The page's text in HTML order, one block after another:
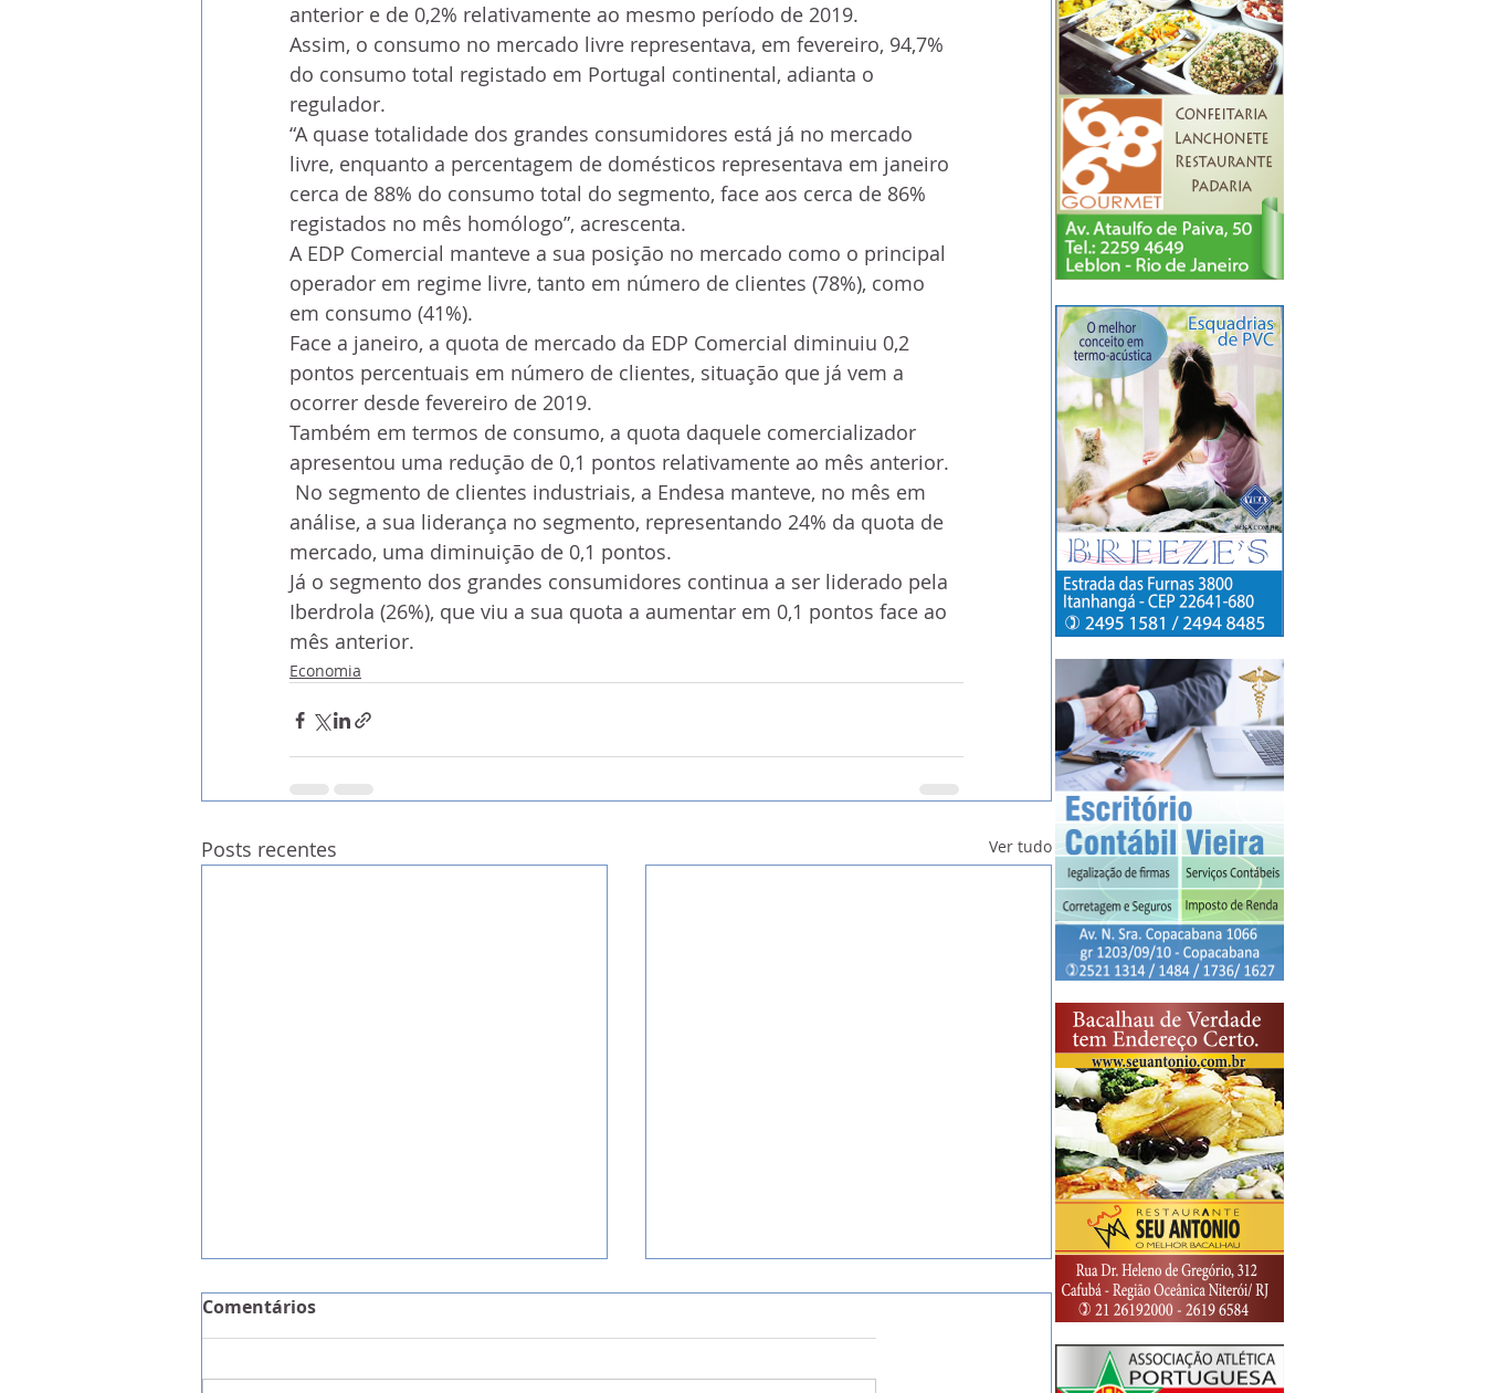
anterior e de 0,2% relativamente ao mesmo período de 2019.
Assim, o consumo no mercado livre representava, em fevereiro, 94,7%
do consumo total registado em Portugal continental, adianta o
regulador.
“A quase totalidade dos grandes consumidores está já no mercado
livre, enquanto a percentagem de domésticos representava em janeiro
cerca de 88% do consumo total do segmento, face aos cerca de 86%
registados no mês homólogo”, acrescenta.
A EDP Comercial manteve a sua posição no mercado como o principal
operador em regime livre, tanto em número de clientes (78%), como
em consumo (41%).
Face a janeiro, a quota de mercado da EDP Comercial diminuiu 0,2
pontos percentuais em número de clientes, situação que já vem a
ocorrer desde fevereiro de 2019.
Também em termos de consumo, a quota daquele comercializador
apresentou uma redução de 0,1 pontos relativamente ao mês anterior.
análise, a sua liderança no segmento, representando 24% da quota de
mercado, uma diminuição de 0,1 pontos.
Já o segmento dos grandes consumidores continua a ser liderado pela
Iberdrola (26%), que viu a sua quota a aumentar em 0,1 pontos face ao
mês anterior.
Economia
Posts recentes Ver tudo
Comentários